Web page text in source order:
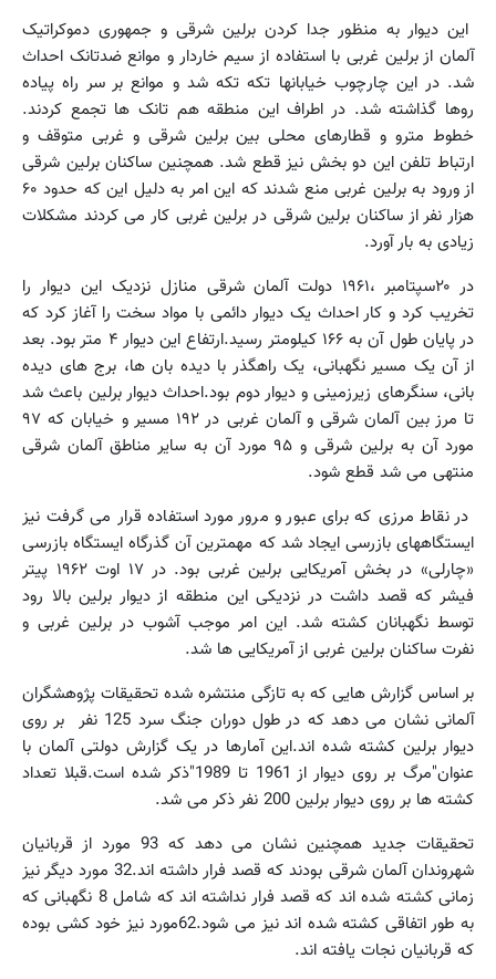
این دیوار به منظور جدا کردن برلین شرقی و جمهوری دموکراتیک
آلمان از برلین غربی با استفاده از سیم خاردار و موانع ضدتانک احداث
شد. در این چارچوب خیابانها تکه تکه شد و موانع بر سر راه پیاده
روها گذاشته شد. در اطراف این منطقه هم تانک ها تجمع کردند.
خطوط مترو و قطارهای محلی بین برلین شرقی و غربی متوقف و
ارتباط تلفن این دو بخش نیز قطع شد. همچنین ساکنان برلین شرقی
از ورود به برلین غربی منع شدند که این امر به دلیل این که حدود ۶۰
هزار نفر از ساکنان برلین شرقی در برلین غربی کار می کردند مشکلات
زیادی به بار آورد.
در ۲۰سپتامبر ،۱۹۶۱ دولت آلمان شرقی منازل نزدیک این دیوار را
تخریب کرد و کار احداث یک دیوار دائمی با مواد سخت را آغاز کرد که
در پایان طول آن به ۱۶۶ کیلومتر رسید.ارتفاع این دیوار ۴ متر بود. بعد
از آن یک مسیر نگهبانی، یک راهگذر با دیده بان ها، برج های دیده
بانی، سنگرهای زیرزمینی و دیوار دوم بود.احداث دیوار برلین باعث شد
تا مرز بین آلمان شرقی و آلمان غربی در ۱۹۲ مسیر و خیابان که ۹۷
مورد آن به برلین شرقی و ۹۵ مورد آن به سایر مناطق آلمان شرقی
منتهی می شد قطع شود.
در نقاط مرزی که برای عبور و مرور مورد استفاده قرار می گرفت نیز
ایستگاههای بازرسی ایجاد شد که مهمترین آن گذرگاه ایستگاه بازرسی
«چارلی» در بخش آمریکایی برلین غربی بود. در ۱۷ اوت ۱۹۶۲ پیتر
فیشر که قصد داشت در نزدیکی این منطقه از دیوار برلین بالا رود
توسط نگهبانان کشته شد. این امر موجب آشوب در برلین غربی و
نفرت ساکنان برلین غربی از آمریکایی ها شد.
بر اساس گزارش هایی که به تازگی منتشره شده تحقیقات پژوهشگران
آلمانی نشان می دهد که در طول دوران جنگ سرد 125 نفر بر روی
دیوار برلین کشته شده اند.این آمارها در یک گزارش دولتی آلمان با
عنوان"مرگ بر روی دیوار از 1961 تا 1989"ذکر شده است.قبلا تعداد
کشته ها بر روی دیوار برلین 200 نفر ذکر می شد.
تحقیقات جدید همچنین نشان می دهد که 93 مورد از قربانیان
شهروندان آلمان شرقی بودند که قصد فرار داشته اند.32 مورد دیگر نیز
زمانی کشته شده اند که قصد فرار نداشته اند که شامل 8 نگهبانی که
به طور اتفاقی کشته شده اند نیز می شود.62مورد نیز خود کشی بوده
که قربانیان نجات یافته اند.